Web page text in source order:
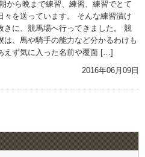
から晩まで練習、練習、練習でとて
々を送っています。 そんな練習漬け
きに、競馬場へ行ってきました。 競
は、馬や騎手の能力など分かるわけも
えず気に入った名前や覆面 […]
2016年06月09日